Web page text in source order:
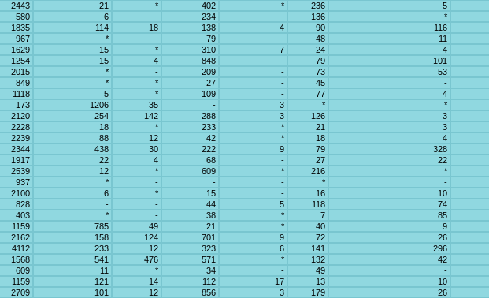
2443 21 * 402 * 236 5
580 6 - 234 - 136 *
1835 114 18 138 4 90 116
967 * - 79 - 48 11
1629 15 * 310 7 24 4
1254 15 4 848 - 79 101
2015 * - 209 - 73 53
849 * * 27 - 45 -
1118 5 * 109 - 77 4
173 1206 35 - 3 * *
2120 254 142 288 3 126 3
2228 18 * 233 * 21 3
2239 88 12 42 * 18 4
2344 438 30 222 9 79 328
1917 22 4 68 - 27 22
2539 12 * 609 * 216 *
937 * - - - * -
2100 6 * 15 - 16 10
828 - - 44 5 118 74
403 * - 38 * 7 85
1159 785 49 21 * 40 9
2162 158 124 701 9 72 26
4112 233 12 323 6 141 296
1568 541 476 571 * 132 42
609 11 * 34 - 49 -
1159 121 14 112 17 13 10
2709 101 12 856 3 179 26